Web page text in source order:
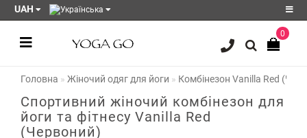
UAH
Реєстрація
Авторизація
Акції
0
Головна Жіночий одяг для йоги Комбінезон Vanilla Red
Cпортивний жіночий комбінезон для
йоги та фітнесу Vanilla Red
(Червоний)